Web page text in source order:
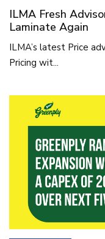
ILMA Fresh
Laminate Again
ILMA’s latest Price
Pricing wit...